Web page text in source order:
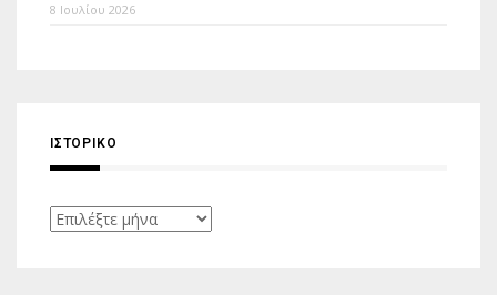
8 Ιουλίου 2026
ΙΣΤΟΡΙΚΌ
Ιστορικό